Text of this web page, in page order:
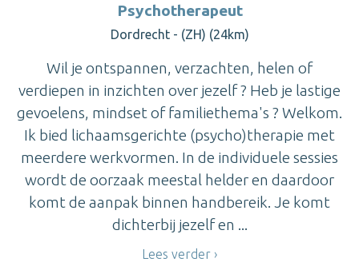
Psychotherapeut
Dordrecht - (ZH) (24km)
Wil je ontspannen, verzachten, helen of
verdiepen in inzichten over jezelf ? Heb je lastige
gevoelens, mindset of familiethema's ? Welkom.
Ik bied lichaamsgerichte (psycho)therapie met
meerdere werkvormen. In de individuele sessies
wordt de oorzaak meestal helder en daardoor
komt de aanpak binnen handbereik. Je komt
dichterbij jezelf en ...
Lees verder